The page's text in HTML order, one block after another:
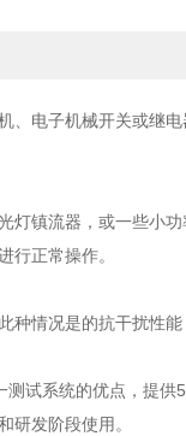
、电子机械开关或继
镇流器，或一些小功
行正常操作。
情况是的抗干扰性能
系统的优点，提供
研发阶段使用。